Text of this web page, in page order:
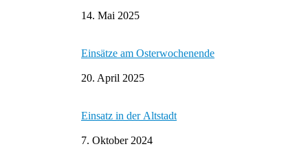
14. Mai 2025
Einsätze am Osterwochenende
20. April 2025
Einsatz in der Altstadt
7. Oktober 2024